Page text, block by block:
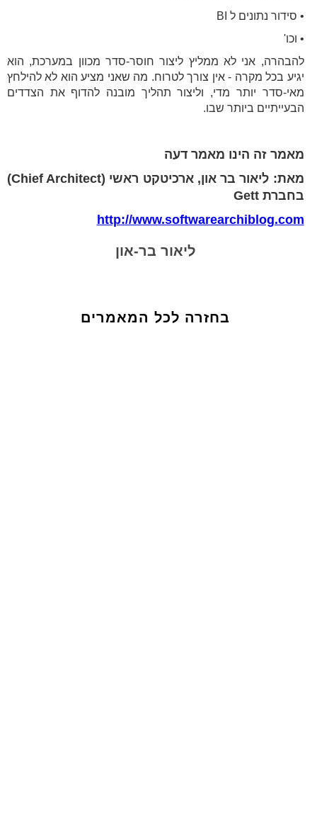
• סידור נתונים ל BI
• וכו'
להבהרה, אני לא ממליץ ליצור חוסר-סדר מכוון במערכת, הוא
יגיע בכל מקרה - אין צורך לטרוח. מה שאני מציע הוא לא להילחץ
מאי-סדר יותר מדי, וליצור תהליך מובנה להדוף את הצדדים
הבעייתיים ביותר שבו.
מאמר זה הינו מאמר דעה
מאת: ליאור בר און, ארכיטקט ראשי (Chief Architect)
בחברת Gett
http://www.softwarearchiblog.com
ליאור בר-און
בחזרה לכל המאמרים